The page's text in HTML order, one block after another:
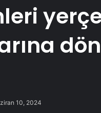
10, 2024